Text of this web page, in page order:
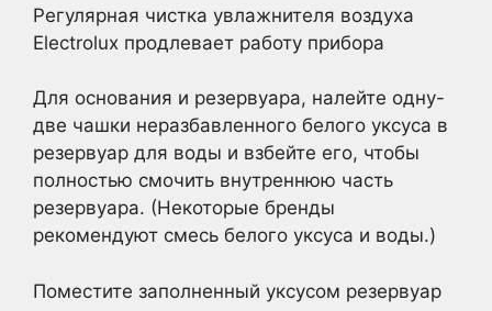
Регулярная чистка увлажнителя воздуха
Electrolux продлевает работу прибора
Для основания и резервуара, налейте одну-
две чашки неразбавленного белого уксуса в
резервуар для воды и взбейте его, чтобы
полностью смочить внутреннюю часть
резервуара. (Некоторые бренды
рекомендуют смесь белого уксуса и воды.)
Поместите заполненный уксусом резервуар